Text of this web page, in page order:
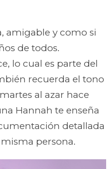
amigable y como si
de todos.
lo cual es parte del
recuerda el tono
al azar hace
Hannah te enseña
detallada
persona.